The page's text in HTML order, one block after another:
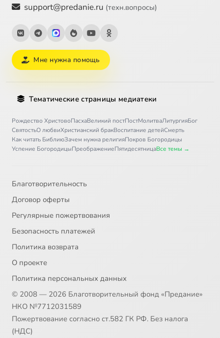
support@predanie.ru (техн.вопросы)
Мне нужна помощь
Тематические страницы медиатеки
Рождество ХристовоПасхаВеликий постПостМолитваЛитургияБог
СвятостьО любвиХристианский бракВоспитание детейСмерть
Как читать БиблиюЗачем нужна религияПокров Богородицы
Успение БогородицыПреображениеПятидесятницаВсе темы →
Благотворительность
Договор оферты
Регулярные пожертвования
Безопасность платежей
Политика возврата
О проекте
Политика персональных данных
© 2008 — 2026 Благотворительный фонд «Предание»
НКО №7712031589
Пожертвование согласно ст.582 ГК РФ. Без налога
(НДС)